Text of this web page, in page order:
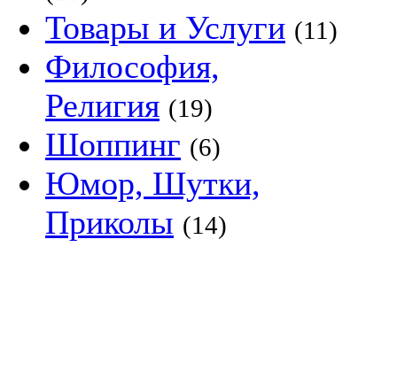
Товары и Услуги (11)
Философия,
Религия (19)
Шоппинг (6)
Юмор, Шутки,
Приколы (14)